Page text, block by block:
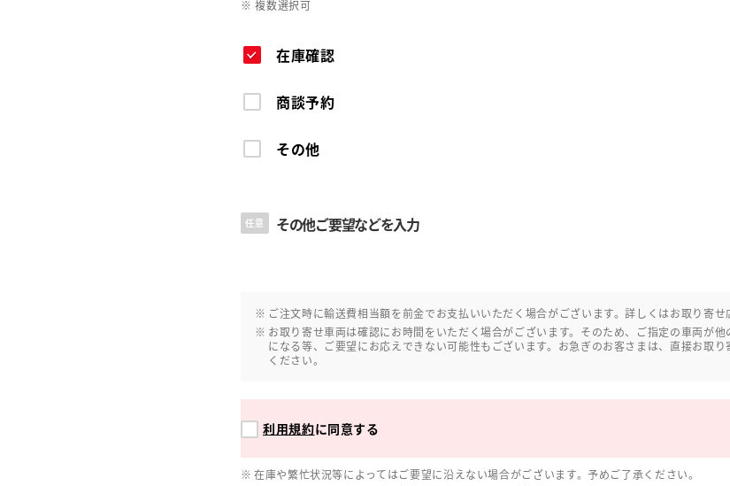
※ 複数選択可
在庫確認
商談予約
その他
任意 その他ご要望などを入力
ご注文時に輸送費相当額を前金でお支払いいただく場合がございます。詳しくはお取り寄せ
お取り寄せ車両は確認にお時間をいただく場合がございます。そのため、ご指定の車両が他
になる等、ご要望にお応えできない可能性もございます。お急ぎのお客さまは、直接お取
ください。
利用規約に同意する
在庫や繁忙状況等によってはご要望に沿えない場合がございます。予めご了承ください。